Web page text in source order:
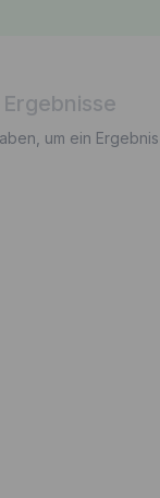
um ein